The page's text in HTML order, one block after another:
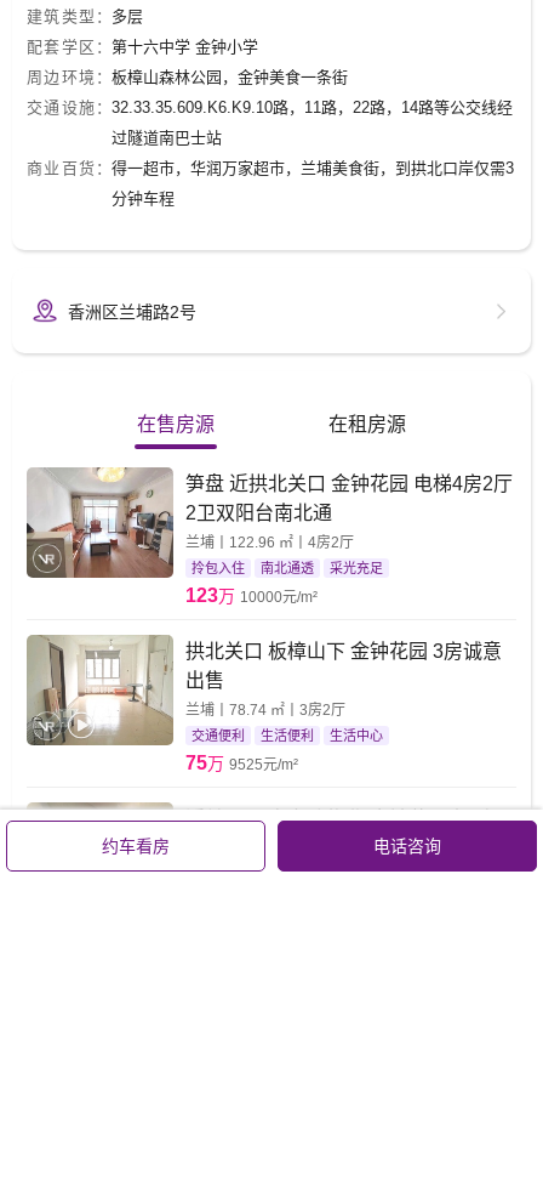
建筑类型： 多层
配套学区： 第十六中学 金钟小学
周边环境： 板樟山森林公园，金钟美食一条街
交通设施： 32.33.35.609.K6.K9.10路，11路，22路，14路等公交线经
过隧道南巴士站
商业百货： 得一超市，华润万家超市，兰埔美食街，到拱北口岸仅需3
分钟车程
香洲区兰埔路2号
在售房源 在租房源
笋盘 近拱北关口 金钟花园 电梯4房2厅
2卫双阳台南北通
兰埔丨122.96 ㎡丨4房2厅
拎包入住 南北通透 采光充足
123万 10000元/m²
拱北关口 板樟山下 金钟花园 3房诚意
出售
兰埔丨78.74 ㎡丨3房2厅
交通便利 生活便利 生活中心
75万9525元/m²
近关口 正方市政物业 金钟花园大4房
约车看房 电话咨询